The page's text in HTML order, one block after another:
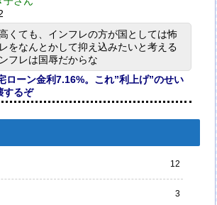
くても、インフレの方が国としては怖
をなんとかして抑え込みたいと考える
フレは国辱だからな
ローン金利7.16%。これ”利上げ”のせい
するぞ
12
3